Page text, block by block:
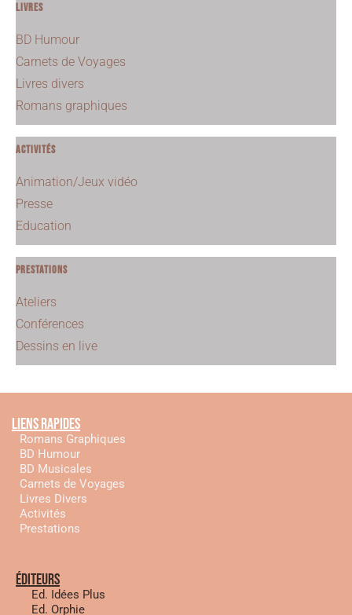
Livres
BD Humour
Carnets de Voyages
Livres divers
Romans graphiques
Activités
Animation/Jeux vidéo
Presse
Education
Prestations
Ateliers
Conférences
Dessins en live
Liens rapides
Romans Graphiques
BD Humour
BD Musicales
Carnets de Voyages
Livres Divers
Activités
Prestations
éditeurs
Ed. Idées Plus
Ed. Orphie